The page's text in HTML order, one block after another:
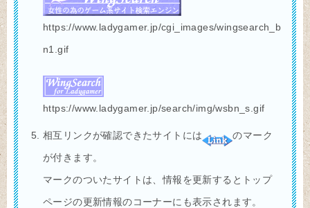
https://www.ladygamer.jp/cgi_images/wingsearch_b
n1.gif
https://www.ladygamer.jp/search/img/wsbn_s.gif
相互リンクが確認できたサイトには
のマーク
が付きます。
マークのついたサイトは、情報を更新するとトップ
ページの更新情報のコーナーにも表示されます。